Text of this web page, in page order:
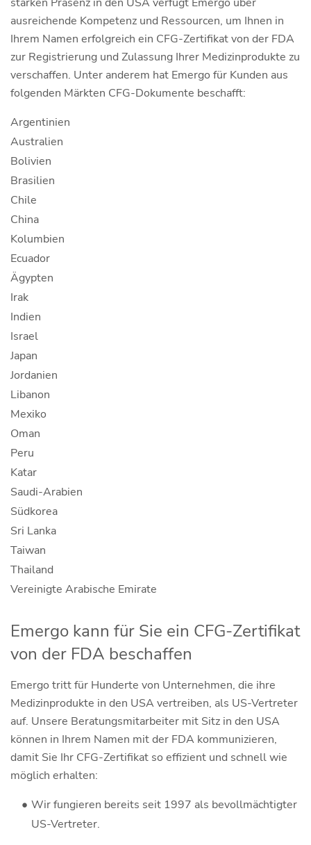
ausreichende Kompetenz und Ressourcen, um Ihnen in
Ihrem Namen erfolgreich ein CFG-Zertifikat von der FDA
zur Registrierung und Zulassung Ihrer Medizinprodukte zu
verschaffen. Unter anderem hat Emergo für Kunden aus
folgenden Märkten CFG-Dokumente beschafft:
Argentinien
Australien
Bolivien
Brasilien
Chile
China
Kolumbien
Ecuador
Ägypten
Irak
Indien
Israel
Japan
Jordanien
Libanon
Mexiko
Oman
Peru
Katar
Saudi-Arabien
Südkorea
Sri Lanka
Taiwan
Thailand
Vereinigte Arabische Emirate
Emergo kann für Sie ein CFG-Zertifikat
von der FDA beschaffen
Emergo tritt für Hunderte von Unternehmen, die ihre
Medizinprodukte in den USA vertreiben, als US-Vertreter
auf. Unsere Beratungsmitarbeiter mit Sitz in den USA
können in Ihrem Namen mit der FDA kommunizieren,
damit Sie Ihr CFG-Zertifikat so effizient und schnell wie
möglich erhalten:
Wir fungieren bereits seit 1997 als bevollmächtigter
US-Vertreter.